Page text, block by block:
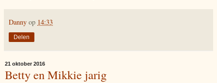
Danny op 14:33
Delen
21 oktober 2016
Betty en Mikkie jarig